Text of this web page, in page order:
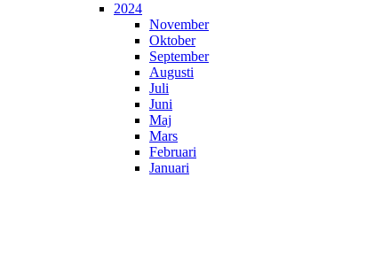
2024
November
Oktober
September
Augusti
Juli
Juni
Maj
Mars
Februari
Januari